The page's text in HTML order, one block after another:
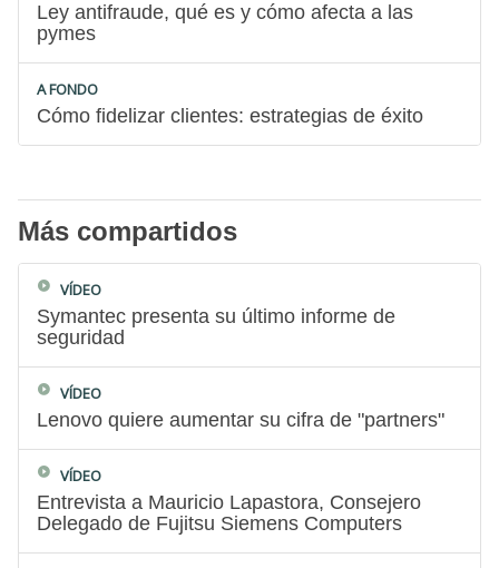
Ley antifraude, qué es y cómo afecta a las
pymes
A FONDO
Cómo fidelizar clientes: estrategias de éxito
Más compartidos
VÍDEO
Symantec presenta su último informe de
seguridad
VÍDEO
Lenovo quiere aumentar su cifra de "partners"
VÍDEO
Entrevista a Mauricio Lapastora, Consejero
Delegado de Fujitsu Siemens Computers